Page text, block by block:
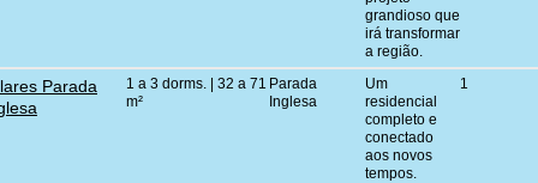
grandioso que
irá transformar
a região.
Parada
1 a 3 dorms. | 32 a 71
m²
Parada
Inglesa
Um
residencial
completo e
conectado
aos novos
tempos.
1